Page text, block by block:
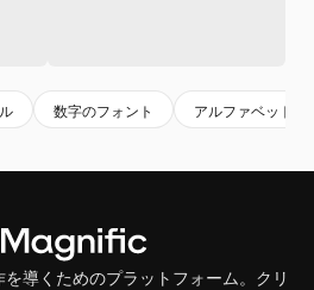
数字のフォント アルファベットフ
導くためのプラットフォーム。クリ